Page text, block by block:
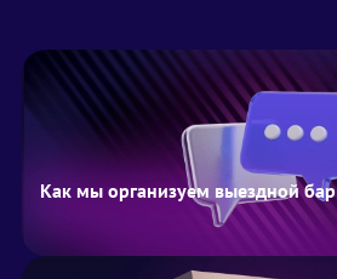
Как мы организуем выездной бар